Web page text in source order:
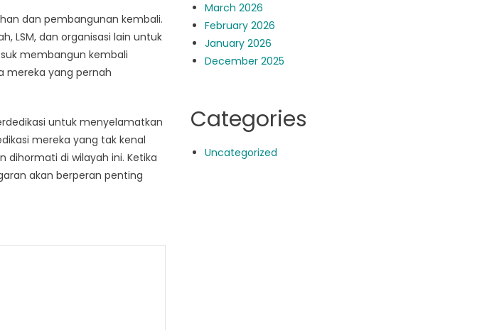
dan pembangunan kembali.
LSM, dan organisasi lain untuk
membangun kembali
mereka yang pernah
untuk menyelamatkan
mereka yang tak kenal
di wilayah ini. Ketika
akan berperan penting
March 2026
February 2026
January 2026
December 2025
Categories
Uncategorized